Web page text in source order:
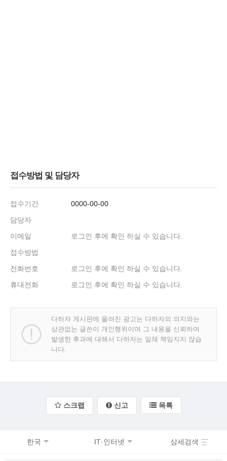
접수방법 및 담당자
접수기간
0000-00-00
담당자
이메일
로그인 후에 확인 하실 수 있습니다.
접수방법
전화번호
로그인 후에 확인 하실 수 있습니다.
휴대전화
로그인 후에 확인 하실 수 있습니다.
다하자 게시판에 올려진 광고는 다하자의 의지와는
상관없는 글쓴이 개인행위이며 그 내용을 신뢰하여
발생한 후과에 대해서 다하자는 일체 책임지지 않습
니다.
스크랩 신고 목록
한국 IT·인터넷 상세검색